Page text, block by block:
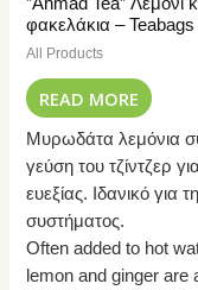
φακελάκια – Teabags
All Products
READ MORE
Μυρωδάτα λεμόνια
γεύση του τζίντζερ
ευεξίας. Ιδανικό για
συστήματος.
Often added to hot
lemon and ginger